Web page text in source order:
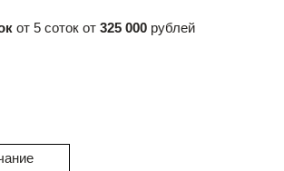
от 5 соток от 325 000рублей